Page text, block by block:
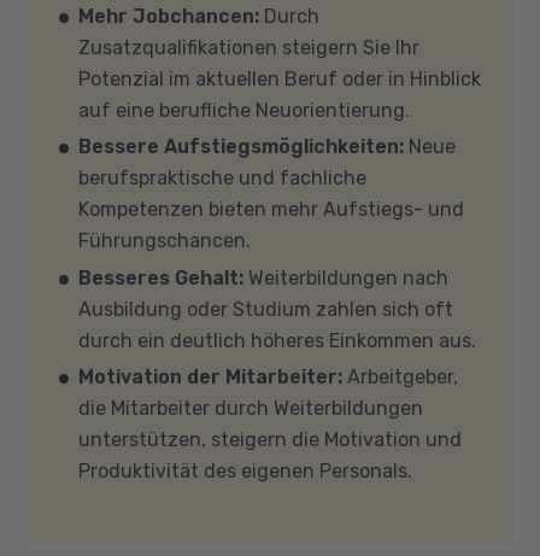
Auf unserer Info-SeiteWelche Förderung ist
für mich die richtige? stellen wir Ihnen
verschiedene Fördermöglichkeiten vor. Sehr
gerne beraten wir Sie auch in einem
persönlichen Gespräch zu diesem Thema.
teilnehmen (mit Zustimmung Ihres
Kostenträgers), sprechen Sie uns an, in den
meisten Fällen können wir Ihnen Leih-
Equipment zur Verfügung stellen. Sollten Sie
mit Ihren eigenen Geräten am Unterricht
teilnehmen, empfehlen wir PCs oder Laptops
mit Windows 10 oder Windows 11, mindestens 8
GB Arbeitsspeicher (RAM) und einem aktuellen
Mehrkern-Prozessor (CPU). Der Unterricht
findet in Microsoft Teams statt. Bitte achten
Sie darauf, dass Ihre Sicherheitsprogramme
und -einstellungen (Anti-Viren-Programme,
Firewalls etc.) die Verbindung mit MS Teams
nicht blockieren. Bitte beachten Sie außerdem,
dass für eine reibungslose Übertragung eine
Mehr Jobchancen: Durch
Zusatzqualifikationen steigern Sie Ihr
Potenzial im aktuellen Beruf oder in Hinblick
auf eine berufliche Neuorientierung.
Bessere Aufstiegsmöglichkeiten: Neue
berufspraktische und fachliche
Kompetenzen bieten mehr Aufstiegs- und
Führungschancen.
Besseres Gehalt: Weiterbildungen nach
Ausbildung oder Studium zahlen sich oft
durch ein deutlich höheres Einkommen aus.
Motivation der Mitarbeiter: Arbeitgeber,
die Mitarbeiter durch Weiterbildungen
unterstützen, steigern die Motivation und
Produktivität des eigenen Personals.